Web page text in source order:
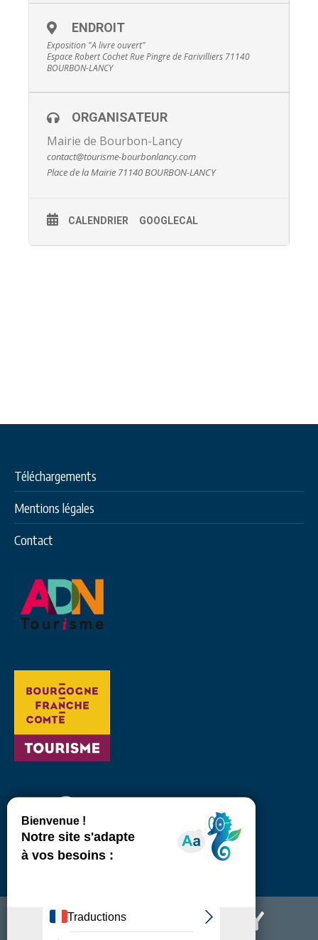
ENDROIT
Exposition "A livre ouvert"
Espace Robert Cochet Rue Pingre de Farivilliers 71140
BOURBON-LANCY
ORGANISATEUR
Mairie de Bourbon-Lancy
contact@tourisme-bourbonlancy.com
Place de la Mairie 71140 BOURBON-LANCY
CALENDRIER GOOGLECAL
Téléchargements
Mentions légales
Contact